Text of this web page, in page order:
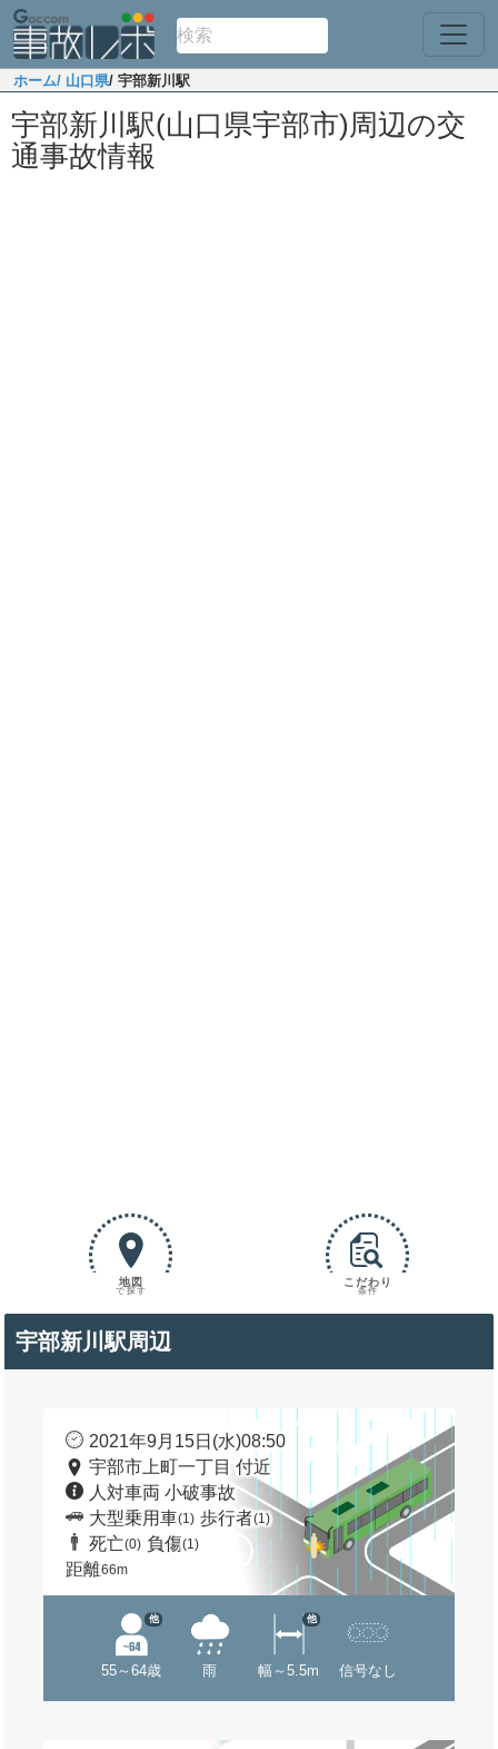
ホーム/ 山口県/ 宇部新川駅
宇部新川駅(山口県宇部市)周辺の交
通事故情報
地図
で探す
こだわり
条件
宇部新川駅周辺
2021年9月15日(水)08:50
宇部市上町一丁目 付近
人対車両 小破事故
大型乗用車(1) 歩行者(1)
死亡(0) 負傷(1)
距離66m
55～64歳
他
雨 幅～5.5m
他
信号なし